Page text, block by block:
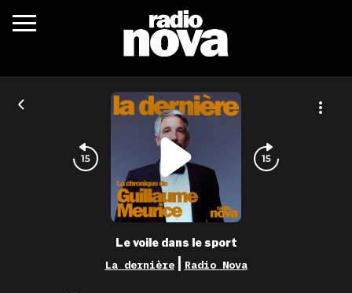
c’était quoi ?
podcasts
fréquences
nova aime
les grilles
Le voile dans le sport
La dernière Radio Nova